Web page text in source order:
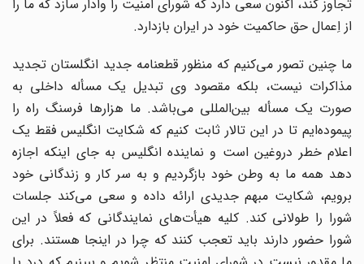
تجاوز کند، اکنون سعی دارد که شورای امنیت را وادار سازد که ما را
از اِعمال حق حاکمیت خود در ایران بازدارد.
ما چنین تصور می‌کنیم که منظور قطعنامه جدید انگلستان تجدید
مذاکرات نیست، بلکه مقصود وی تبدیل یک مسأله داخلی به
صورت یک مسأله بین‌المللی می‌باشد. ما هزارها فرسنگ راه را
پیموده‌ایم تا در این تالار ثابت کنیم که شکایت انگلیس فقط یک
اعلام خطر دروغین است و نماینده انگلیس به جای اینکه اجازه
دهد همه ما به وطن خود بازگردیم و به سر کار و زندگانی خود
برویم، شکایت مبهم جدیدی ارائه داده و سعی می‌کند جلسات
شورا را طولانی کند. کلیه هیأت‌های نمایندگانی که فعلاً در این
شورا حضور دارند باید تعجب کنند که چرا در اینجا هستند. برای